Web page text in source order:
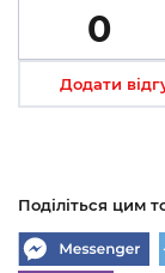
0
Додати
Поділіться цим